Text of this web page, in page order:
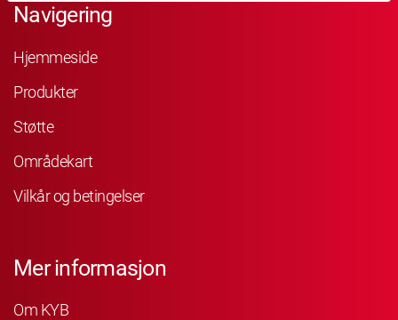
Navigering
Hjemmeside
Produkter
Støtte
Områdekart
Vilkår og betingelser
Mer informasjon
Om KYB